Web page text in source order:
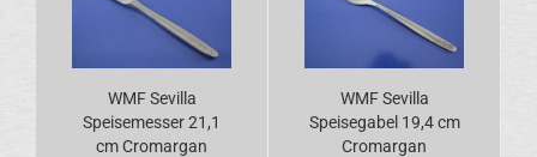
WMF Sevilla
Speisemesser 21,1
cm Cromargan
WMF Sevilla
Speisegabel 19,4 cm
Cromargan